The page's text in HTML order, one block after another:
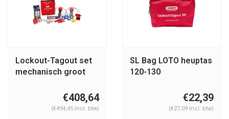
Lockout-Tagout set
mechanisch groot
€408,64
(€494,45 Incl. btw)
SL Bag LOTO heuptas
120-130
€22,39
(€27,09 Incl. btw)